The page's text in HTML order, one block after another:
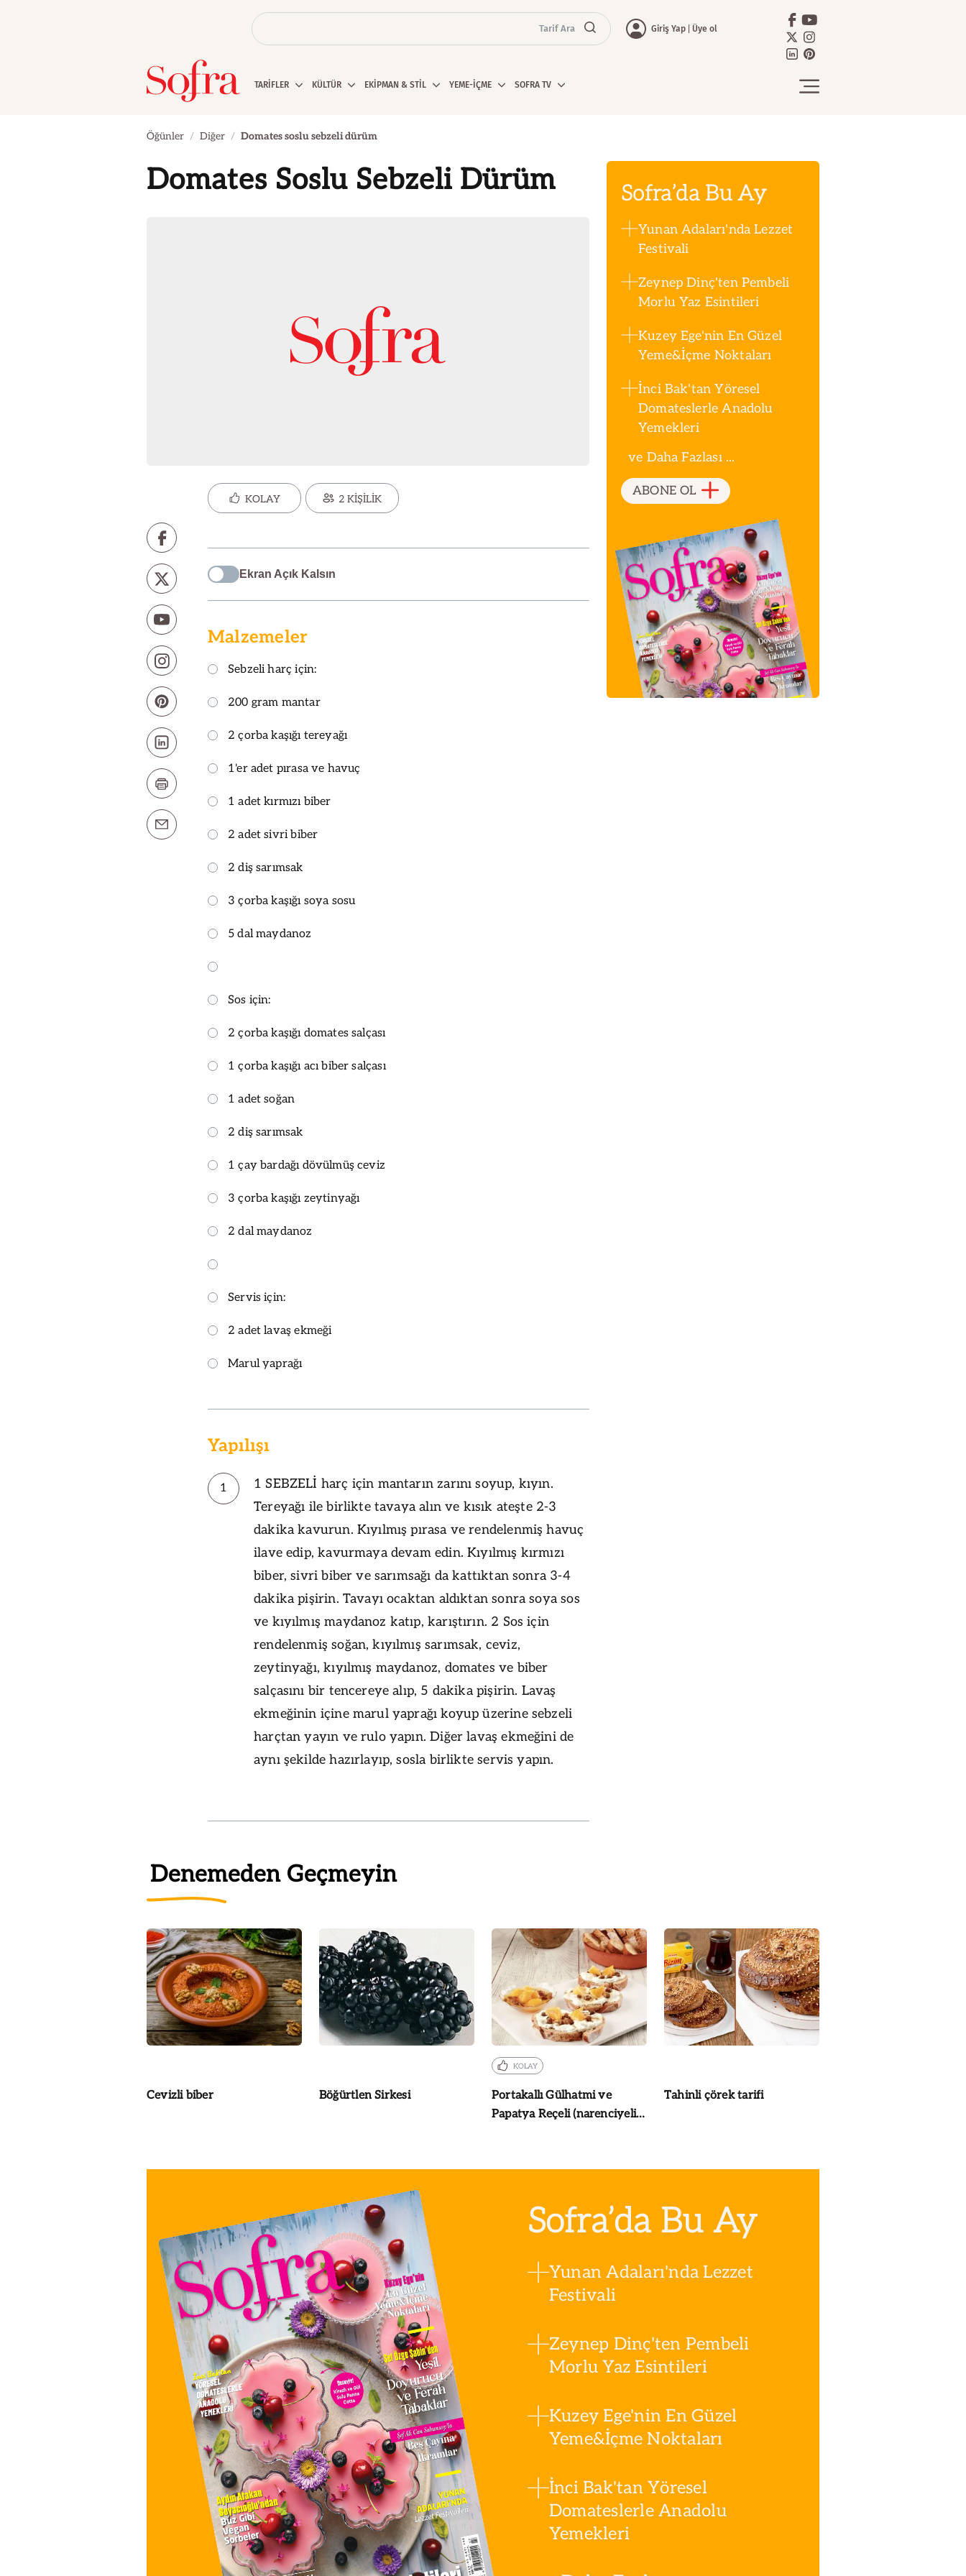
Tarif Ara Giriş Yap Üye ol
TARİFLER KÜLTÜR EKİPMAN & STİL YEME-İÇME SOFRA TV
Öğünler Diğer Domates soslu sebzeli dürüm
Domates Soslu Sebzeli Dürüm
KOLAY 2 KİŞİLİK
Ekran Açık Kalsın
Malzemeler
Sebzeli harç için:
200 gram mantar
2 çorba kaşığı tereyağı
1'er adet pırasa ve havuç
1 adet kırmızı biber
2 adet sivri biber
2 diş sarımsak
3 çorba kaşığı soya sosu
5 dal maydanoz
Sos için:
2 çorba kaşığı domates salçası
1 çorba kaşığı acı biber salçası
1 adet soğan
2 diş sarımsak
1 çay bardağı dövülmüş ceviz
3 çorba kaşığı zeytinyağı
2 dal maydanoz
Servis için:
2 adet lavaş ekmeği
Marul yaprağı
Yapılışı
1
1 SEBZELİ harç için mantarın zarını soyup, kıyın.
Tereyağı ile birlikte tavaya alın ve kısık ateşte 2-3
dakika kavurun. Kıyılmış pırasa ve rendelenmiş havuç
ilave edip, kavurmaya devam edin. Kıyılmış kırmızı
biber, sivri biber ve sarımsağı da kattıktan sonra 3-4
dakika pişirin. Tavayı ocaktan aldıktan sonra soya sos
ve kıyılmış maydanoz katıp, karıştırın. 2 Sos için
rendelenmiş soğan, kıyılmış sarımsak, ceviz,
zeytinyağı, kıyılmış maydanoz, domates ve biber
salçasını bir tencereye alıp, 5 dakika pişirin. Lavaş
ekmeğinin içine marul yaprağı koyup üzerine sebzeli
harçtan yayın ve rulo yapın. Diğer lavaş ekmeğini de
aynı şekilde hazırlayıp, sosla birlikte servis yapın.
Sofra’da Bu Ay
Yunan Adaları'nda Lezzet
Festivali
Zeynep Dinç'ten Pembeli
Morlu Yaz Esintileri
Kuzey Ege'nin En Güzel
Yeme&İçme Noktaları
İnci Bak'tan Yöresel
Domateslerle Anadolu
Yemekleri
ve Daha Fazlası ...
ABONE OL
Denemeden Geçmeyin
Cevizli biber Böğürtlen Sirkesi
KOLAY
Portakallı Gülhatmi ve
Papatya Reçeli (narenciyeli
Tahinli çörek tarifi
Sofra’da Bu Ay
Yunan Adaları'nda Lezzet
Festivali
Zeynep Dinç'ten Pembeli
Morlu Yaz Esintileri
Kuzey Ege'nin En Güzel
Yeme&İçme Noktaları
İnci Bak'tan Yöresel
Domateslerle Anadolu
Yemekleri